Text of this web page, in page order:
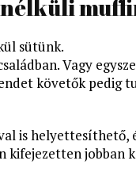
sütünk.
Vagy
követők pedig
is helyettesíthető,
kifejezetten jobban